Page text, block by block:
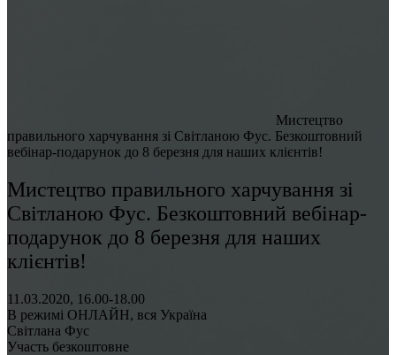
Мистецтво
правильного харчування зі Світланою Фус. Безкоштовний
вебінар-подарунок до 8 березня для наших клієнтів!
Мистецтво правильного харчування зі
Світланою Фус. Безкоштовний вебінар-
подарунок до 8 березня для наших
клієнтів!
11.03.2020, 16.00-18.00
В режимі ОНЛАЙН, вся Україна
Світлана Фус
Участь безкоштовне